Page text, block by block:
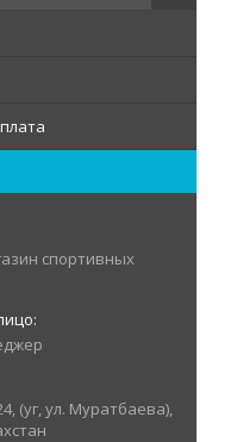
спортивных
(уг, ул. Муратбаева),